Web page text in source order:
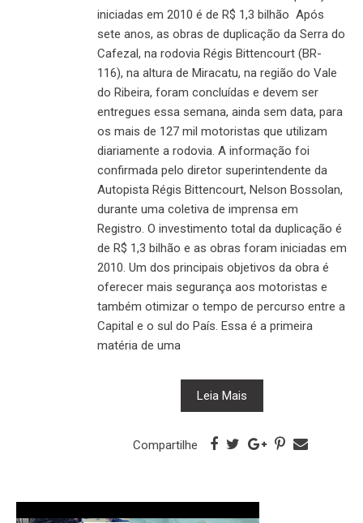
iniciadas em 2010 é de R$ 1,3 bilhão Após
sete anos, as obras de duplicação da Serra do
Cafezal, na rodovia Régis Bittencourt (BR-
116), na altura de Miracatu, na região do Vale
do Ribeira, foram concluídas e devem ser
entregues essa semana, ainda sem data, para
os mais de 127 mil motoristas que utilizam
diariamente a rodovia. A informação foi
confirmada pelo diretor superintendente da
Autopista Régis Bittencourt, Nelson Bossolan,
durante uma coletiva de imprensa em
Registro. O investimento total da duplicação é
de R$ 1,3 bilhão e as obras foram iniciadas em
2010. Um dos principais objetivos da obra é
oferecer mais segurança aos motoristas e
também otimizar o tempo de percurso entre a
Capital e o sul do País. Essa é a primeira
matéria de uma
Leia Mais
Compartilhe